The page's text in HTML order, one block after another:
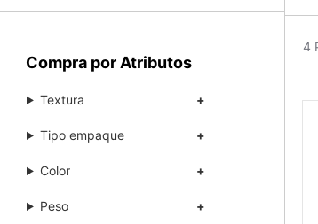
Compra por Atributos
Textura
Tipo empaque
Color
Peso
4